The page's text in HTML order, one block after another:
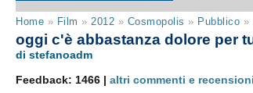
Home » Film » 2012 » Cosmopolis » Pubblico »
oggi c'è abbastanza dolore per
di stefanoadm
Feedback: 1466 |altri commenti e